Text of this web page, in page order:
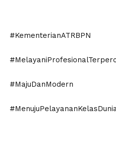
#KementerianATRBPN
#MajuDanModern